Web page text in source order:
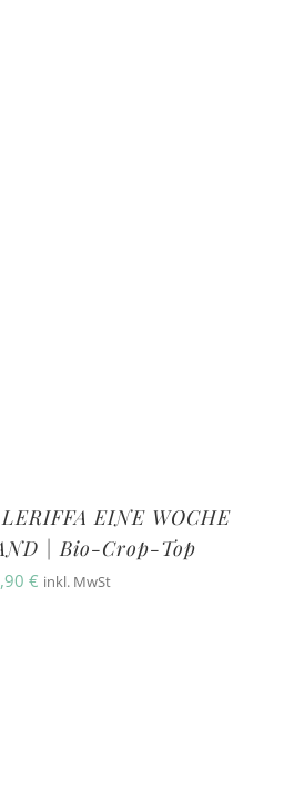
EINE WOCHE
| Bio-Crop-Top
€ inkl. MwSt